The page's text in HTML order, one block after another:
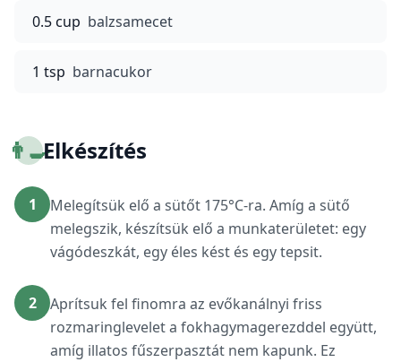
0.5 cup balzsamecet
1 tsp barnacukor
👨‍🍳Elkészítés
1
Melegítsük elő a sütőt 175°C-ra. Amíg a sütő
melegszik, készítsük elő a munkaterületet: egy
vágódeszkát, egy éles kést és egy tepsit.
2
Aprítsuk fel finomra az evőkanálnyi friss
rozmaringlevelet a fokhagymagerezddel együtt,
amíg illatos fűszerpasztát nem kapunk. Ez